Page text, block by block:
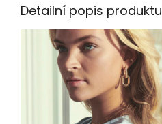
Detailní popis produktu